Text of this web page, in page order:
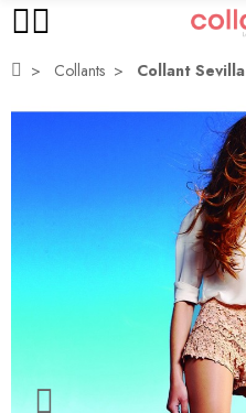
Collants Collant Sevilla